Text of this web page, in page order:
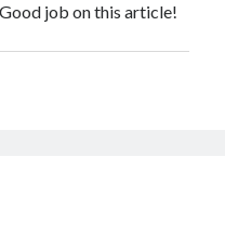
job on this article!